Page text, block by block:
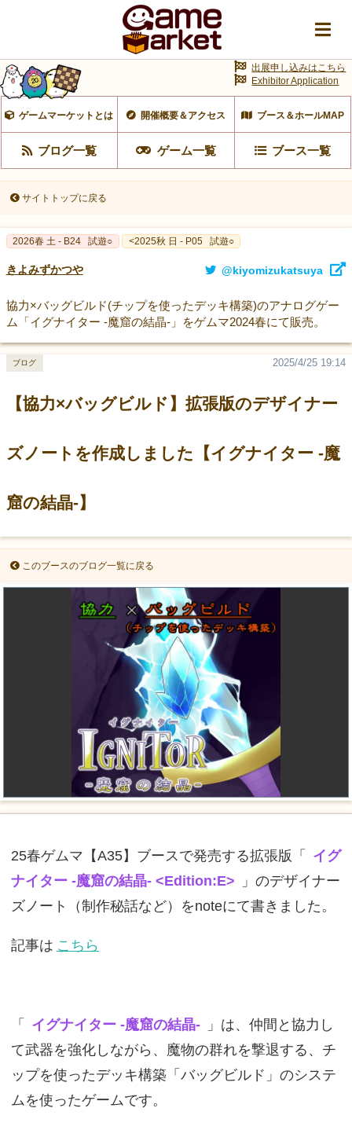
ゲームマーケットとは 開催概要＆アクセス ブース＆ホールMAP
ブログ一覧 ゲーム一覧 ブース一覧
出展申し込みはこちら
Exhibitor Application
サイトトップに戻る
2026春 土 - B24 試遊○ <2025秋 日 - P05 試遊○
きよみずかつや @kiyomizukatsuya
協力×バッグビルド(チップを使ったデッキ構築)のアナログゲー
ム「イグナイター -魔窟の結晶-」をゲムマ2024春にて販売。
【協力×バッグビルド】拡張版のデザイナー
ズノートを作成しました【イグナイター -魔
窟の結晶-】
2025/4/25 19:14
ブログ
このブースのブログ一覧に戻る
25春ゲムマ【A35】ブースで発売する拡張版「
イグ
ナイター -魔窟の結晶- <Edition:E>
」のデザイナー
ズノート（制作秘話など）をnoteにて書きました。
記事は こちら
「 イグナイター -魔窟の結晶-
」は、仲間と協力し
て武器を強化しながら、魔物の群れを撃退する、チ
ップを使ったデッキ構築「バッグビルド」のシステ
ムを使ったゲームです。